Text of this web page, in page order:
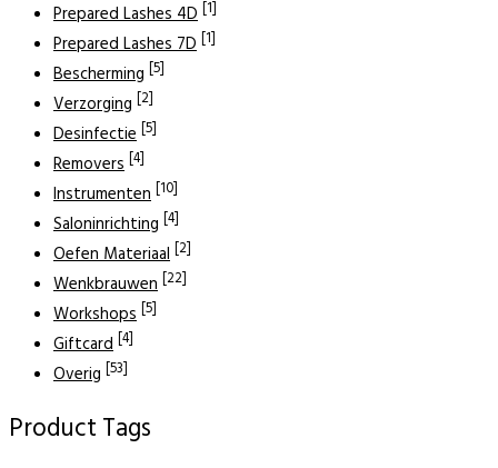
Prepared Lashes 4D [1]
Prepared Lashes 7D [1]
Bescherming [5]
Verzorging [2]
Desinfectie [5]
Removers [4]
Instrumenten [10]
Saloninrichting [4]
Oefen Materiaal [2]
Wenkbrauwen [22]
Workshops [5]
Giftcard [4]
Overig [53]
Product Tags